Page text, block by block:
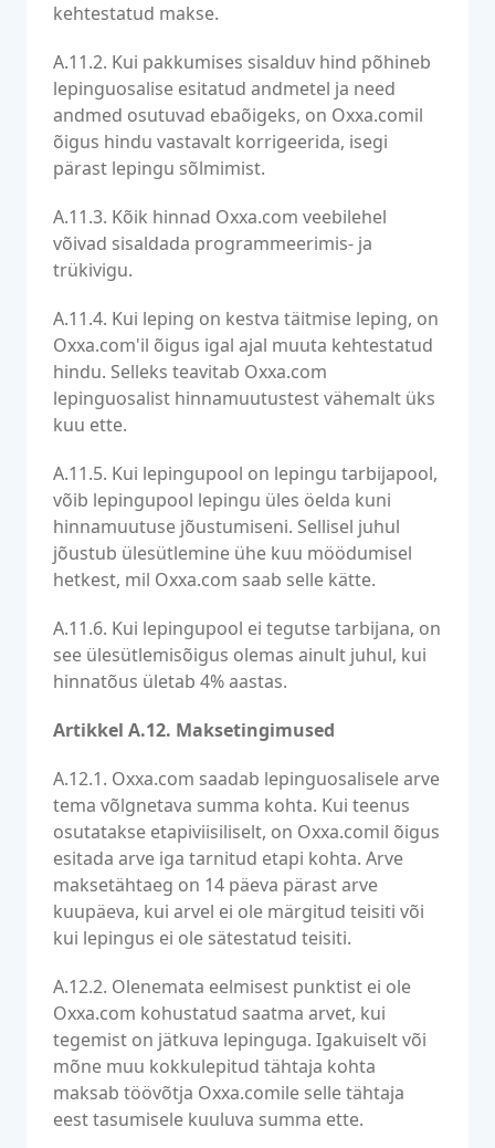
kehtestatud makse.
A.11.2. Kui pakkumises sisalduv hind põhineb
lepinguosalise esitatud andmetel ja need
andmed osutuvad ebaõigeks, on Oxxa.comil
õigus hindu vastavalt korrigeerida, isegi
pärast lepingu sõlmimist.
A.11.3. Kõik hinnad Oxxa.com veebilehel
võivad sisaldada programmeerimis- ja
trükivigu.
A.11.4. Kui leping on kestva täitmise leping, on
Oxxa.com'il õigus igal ajal muuta kehtestatud
hindu. Selleks teavitab Oxxa.com
lepinguosalist hinnamuutustest vähemalt üks
kuu ette.
A.11.5. Kui lepingupool on lepingu tarbijapool,
võib lepingupool lepingu üles öelda kuni
hinnamuutuse jõustumiseni. Sellisel juhul
jõustub ülesütlemine ühe kuu möödumisel
hetkest, mil Oxxa.com saab selle kätte.
A.11.6. Kui lepingupool ei tegutse tarbijana, on
see ülesütlemisõigus olemas ainult juhul, kui
hinnatõus ületab 4% aastas.
Artikkel A.12. Maksetingimused
A.12.1. Oxxa.com saadab lepinguosalisele arve
tema võlgnetava summa kohta. Kui teenus
osutatakse etapiviisiliselt, on Oxxa.comil õigus
esitada arve iga tarnitud etapi kohta. Arve
maksetähtaeg on 14 päeva pärast arve
kuupäeva, kui arvel ei ole märgitud teisiti või
kui lepingus ei ole sätestatud teisiti.
A.12.2. Olenemata eelmisest punktist ei ole
Oxxa.com kohustatud saatma arvet, kui
tegemist on jätkuva lepinguga. Igakuiselt või
mõne muu kokkulepitud tähtaja kohta
maksab töövõtja Oxxa.comile selle tähtaja
eest tasumisele kuuluva summa ette.